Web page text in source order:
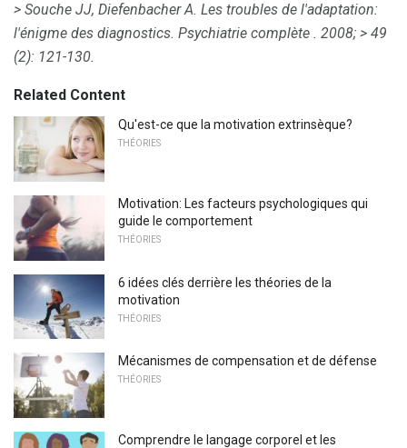
> Souche JJ, Diefenbacher A. Les troubles de l'adaptation:
l'énigme des diagnostics. Psychiatrie complète . 2008; > 49
(2): 121-130.
Related Content
Qu'est-ce que la motivation extrinsèque?
THÉORIES
Motivation: Les facteurs psychologiques qui
guide le comportement
THÉORIES
6 idées clés derrière les théories de la
motivation
THÉORIES
Mécanismes de compensation et de défense
THÉORIES
Comprendre le langage corporel et les